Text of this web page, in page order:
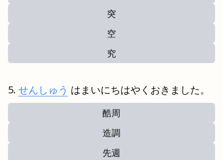
突
空
究
せんしゅう はまいにちはやくおきました。
酷周
造調
先週